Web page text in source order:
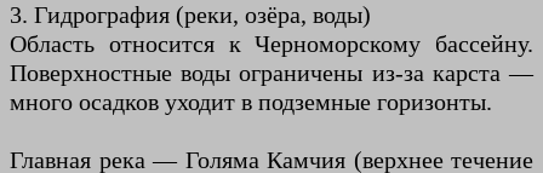
3. Гидрография (реки, озёра, воды)
Область относится к Черноморскому бассейну.
Поверхностные воды ограничены из-за карста —
много осадков уходит в подземные горизонты.
Главная река — Голяма Камчия (верхнее течение